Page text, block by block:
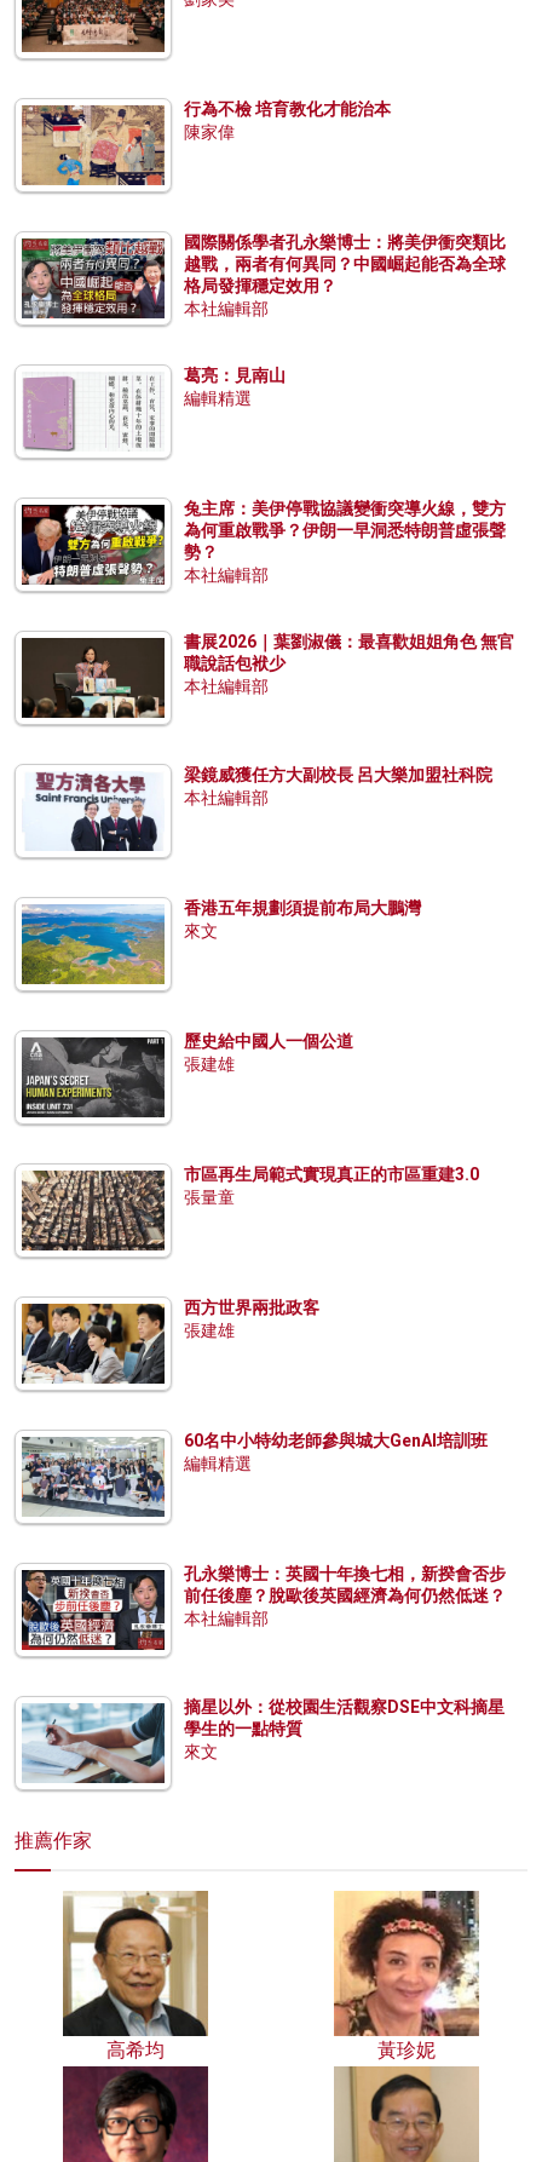
行為不檢 培育教化才能治本
陳家偉
國際關係學者孔永樂博士：將美伊衝突類比
越戰，兩者有何異同？中國崛起能否為全球
格局發揮穩定效用？
本社編輯部
葛亮：見南山
編輯精選
兔主席：美伊停戰協議變衝突導火線，雙方
為何重啟戰爭？伊朗一早洞悉特朗普虛張聲
勢？
本社編輯部
書展2026｜葉劉淑儀：最喜歡姐姐角色 無官
職說話包袱少
本社編輯部
梁鏡威獲任方大副校長 呂大樂加盟社科院
本社編輯部
香港五年規劃須提前布局大鵬灣
來文
歷史給中國人一個公道
張建雄
市區再生局範式實現真正的市區重建3.0
張量童
西方世界兩批政客
張建雄
60名中小特幼老師參與城大GenAI培訓班
編輯精選
孔永樂博士：英國十年換七相，新揆會否步
前任後塵？脫歐後英國經濟為何仍然低迷？
本社編輯部
摘星以外：從校園生活觀察DSE中文科摘星
學生的一點特質
來文
推薦作家
高希均 黃珍妮